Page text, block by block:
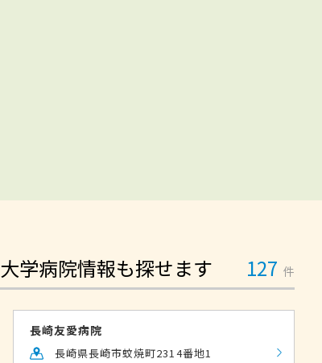
学病院情報も探せます 127 件
長崎友愛病院
長崎県長崎市蚊焼町2314番地1